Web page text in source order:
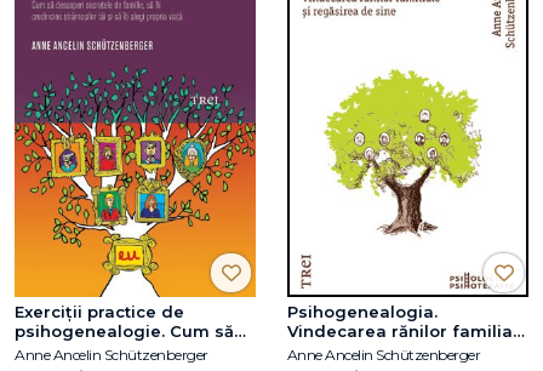
Exerciţii practice de
psihogenealogie. Cum să
descoperi secretele de
Anne Ancelin Schützenberger
Psihogenealogia.
Vindecarea rănilor familiale
şi regăsirea de sine
Anne Ancelin Schützenberger